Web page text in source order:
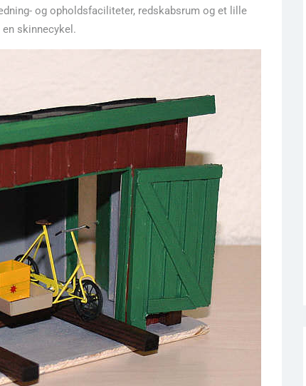
og opholdsfaciliteter, redskabsrum og et lille
skinnecykel.